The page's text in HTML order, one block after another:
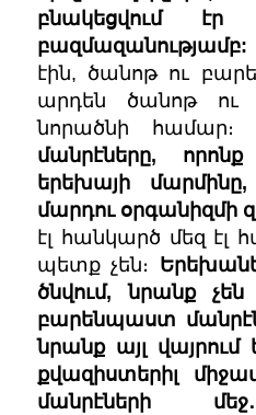
բնակեցվում էր
բազմազանությամբ:
էին, ծանոթ ու
արդեն ծանոթ ու
նորածնի համար։
մանրէները,
երեխայի
մարդու օրգանիզմի
էլ հանկարծ մեզ էլ
պետք չեն։
ծնվում, նրանք
բարենպաստ
նրանք այլ վայրում
քվազիստերիլ
մանրէների